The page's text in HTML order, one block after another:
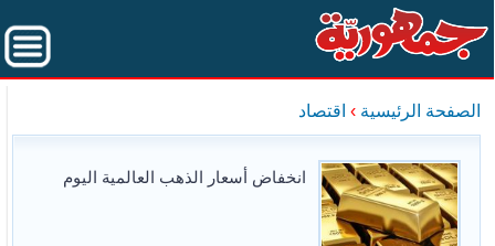
الصفحة الرئيسية › اقتصاد
انخفاض أسعار الذهب العالمية اليوم